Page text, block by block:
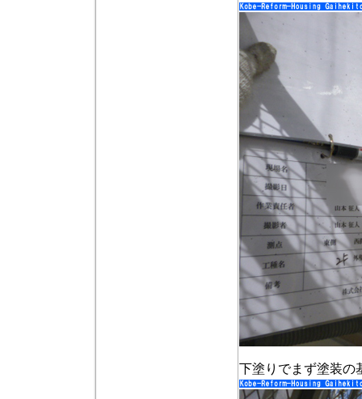
下塗りでまず塗装の